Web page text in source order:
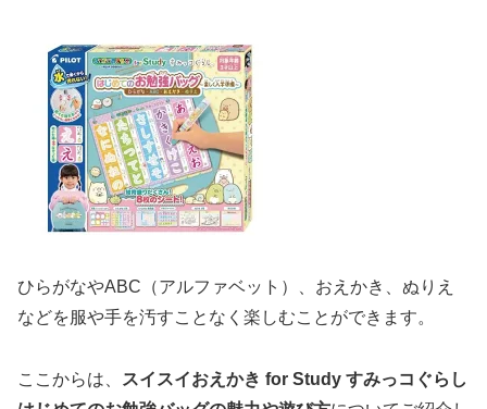
ひらがなやABC（アルファベット）、おえかき、ぬりえ
などを服や手を汚すことなく楽しむことができます。
ここからは、
スイスイおえかき for Study すみっコぐらし